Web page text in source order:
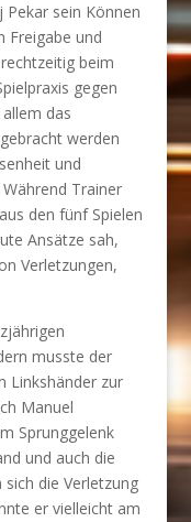
sein Können
Freigabe und
beim
gegen
das
werden
und
Trainer
den fünf Spielen
Ansätze sah,
Verletzungen,
musste der
Linkshänder zur
Manuel
Sprunggelenk
und auch die
die Verletzung
er vielleicht am